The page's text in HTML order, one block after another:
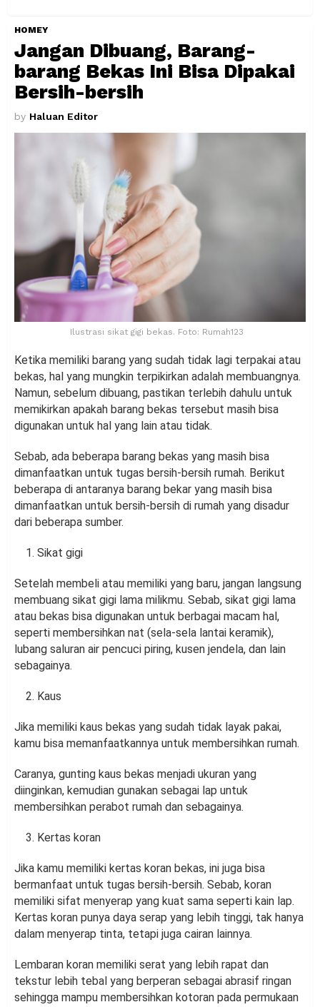
HOMEY
Jangan Dibuang, Barang-
barang Bekas Ini Bisa Dipakai
Bersih-bersih
by Haluan Editor
Ilustrasi sikat gigi bekas. Foto: Rumah123
Ketika memiliki barang yang sudah tidak lagi terpakai atau
bekas, hal yang mungkin terpikirkan adalah membuangnya.
Namun, sebelum dibuang, pastikan terlebih dahulu untuk
memikirkan apakah barang bekas tersebut masih bisa
digunakan untuk hal yang lain atau tidak.
Sebab, ada beberapa barang bekas yang masih bisa
dimanfaatkan untuk tugas bersih-bersih rumah. Berikut
beberapa di antaranya barang bekar yang masih bisa
dimanfaatkan untuk bersih-bersih di rumah yang disadur
dari beberapa sumber.
Sikat gigi
Setelah membeli atau memiliki yang baru, jangan langsung
membuang sikat gigi lama milikmu. Sebab, sikat gigi lama
atau bekas bisa digunakan untuk berbagai macam hal,
seperti membersihkan nat (sela-sela lantai keramik),
lubang saluran air pencuci piring, kusen jendela, dan lain
sebagainya.
Kaus
Jika memiliki kaus bekas yang sudah tidak layak pakai,
kamu bisa memanfaatkannya untuk membersihkan rumah.
Caranya, gunting kaus bekas menjadi ukuran yang
diinginkan, kemudian gunakan sebagai lap untuk
membersihkan perabot rumah dan sebagainya.
Kertas koran
Jika kamu memiliki kertas koran bekas, ini juga bisa
bermanfaat untuk tugas bersih-bersih. Sebab, koran
memiliki sifat menyerap yang kuat sama seperti kain lap.
Kertas koran punya daya serap yang lebih tinggi, tak hanya
dalam menyerap tinta, tetapi juga cairan lainnya.
Lembaran koran memiliki serat yang lebih rapat dan
tekstur lebih tebal yang berperan sebagai abrasif ringan
sehingga mampu membersihkan kotoran pada permukaan